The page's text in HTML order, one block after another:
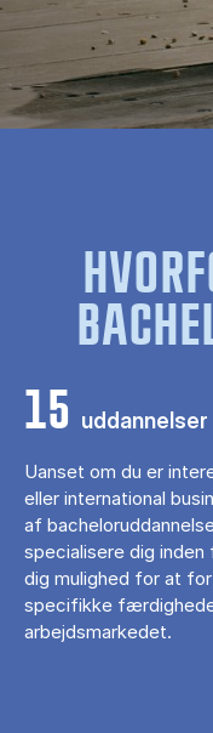
15 uddannelser
Uanset om du er
eller international
af
specialisere dig
dig mulighed for at
specifikke
arbejdsmarkedet.